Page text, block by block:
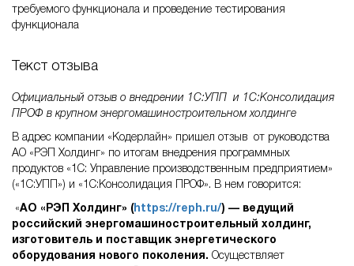
требуемого функционала и проведение тестирования
функционала
Текст отзыва
Официальный отзыв о внедрении 1С:УПП и 1С:Консолидация
ПРОФ в крупном энергомашиностроительном холдинге
В адрес компании «Кодерлайн» пришел отзыв
от руководства
АО «РЭП Холдинг» по итогам внедрения программных
продуктов «1С: Управление производственным предприятием»
(«1С:УПП») и «1С:Консолидация ПРОФ». В нем говорится:
«АО «РЭП Холдинг» ( https://reph.ru/) — ведущий
российский энергомашиностроительный холдинг,
изготовитель и поставщик энергетического
оборудования нового поколения. Осуществляет